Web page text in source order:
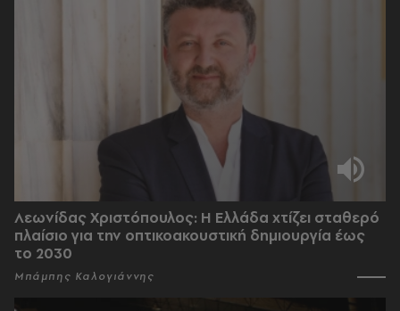
Λεωνίδας Χριστόπουλος: Η Ελλάδα χτίζει σταθερό
πλαίσιο για την οπτικοακουστική δημιουργία έως
το 2030
Μπάμπης Καλογιάννης